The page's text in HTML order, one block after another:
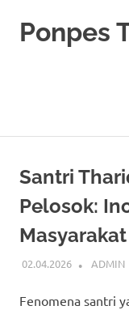
Ponpes
Santri
Pelosok:
Masyarakat
02.04.2026 ADMIN
Fenomena santri